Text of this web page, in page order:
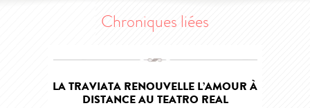
Chroniques liées
LA TRAVIATA RENOUVELLE L’AMOUR À
DISTANCE AU TEATRO REAL